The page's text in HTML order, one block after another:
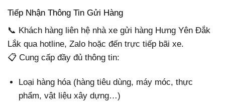
Tiếp Nhận Thông Tin Gửi Hàng
📞 Khách hàng liên hệ nhà xe gửi hàng Hưng Yên Đắk
Lắk qua hotline, Zalo hoặc đến trực tiếp bãi xe.
📋 Cung cấp đầy đủ thông tin:
Loại hàng hóa (hàng tiêu dùng, máy móc, thực
phẩm, vật liệu xây dựng…)